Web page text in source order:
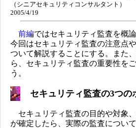
（シニアセキュリティコンサルタント）
2005/4/19
前編ではセキュリティ監査を概
今回はセキュリティ監査の注意点
ついて解説することにする。また
ら、セキュリティ監査の重要性を
う。
セキュリティ監査の3つの
セキュリティ監査の目的や対象
が確定したら、実際の監査につい